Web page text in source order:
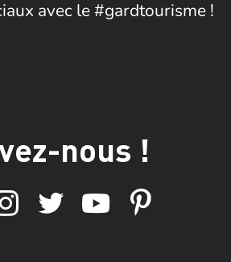
avec le #gardtourisme !
nous !